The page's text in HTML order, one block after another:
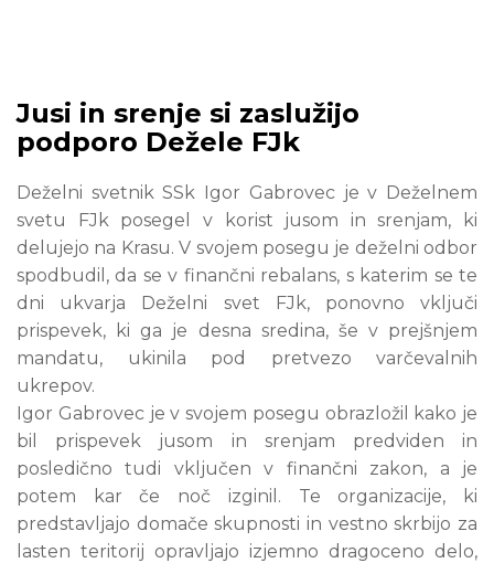
Jusi in srenje si zaslužijo
podporo Dežele FJk
Deželni svetnik SSk Igor Gabrovec je v Deželnem
svetu FJk posegel v korist jusom in srenjam, ki
delujejo na Krasu. V svojem posegu je deželni odbor
spodbudil, da se v finančni rebalans, s katerim se te
dni ukvarja Deželni svet FJk, ponovno vključi
prispevek, ki ga je desna sredina, še v prejšnjem
mandatu, ukinila pod pretvezo varčevalnih
ukrepov.
Igor Gabrovec je v svojem posegu obrazložil kako je
bil prispevek jusom in srenjam predviden in
posledično tudi vključen v finančni zakon, a je
potem kar če noč izginil. Te organizacije, ki
predstavljajo domače skupnosti in vestno skrbijo za
lasten teritorij opravljajo izjemno dragoceno delo,